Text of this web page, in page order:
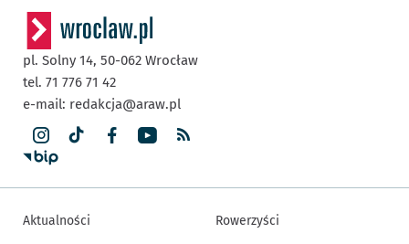
pl. Solny 14, 50-062 Wrocław
tel. 71 776 71 42
e-mail: redakcja@araw.pl
Aktualności
Rowerzyści